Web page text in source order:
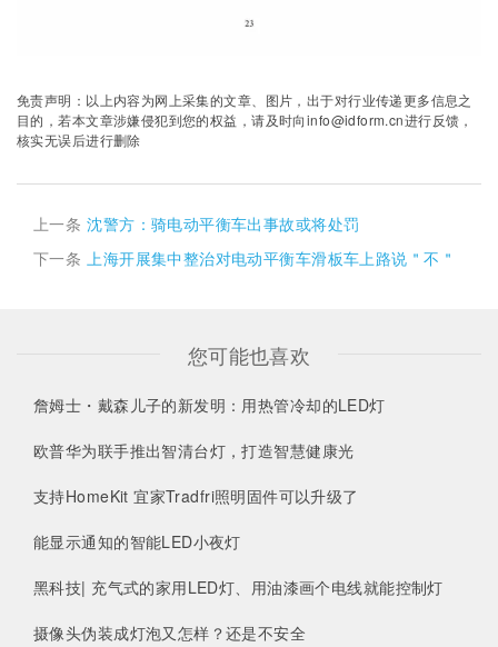
免责声明：以上内容为网上采集的文章、图片，出于对行业传递更多信息之
目的，若本文章涉嫌侵犯到您的权益，请及时向info@idform.cn进行反馈，
核实无误后进行删除
上一条 沈警方：骑电动平衡车出事故或将处罚
下一条 上海开展集中整治对电动平衡车滑板车上路说＂不＂
您可能也喜欢
詹姆士・戴森儿子的新发明：用热管冷却的LED灯
欧普华为联手推出智清台灯，打造智慧健康光
支持HomeKit 宜家Tradfri照明固件可以升级了
能显示通知的智能LED小夜灯
黑科技| 充气式的家用LED灯、用油漆画个电线就能控制灯
摄像头伪装成灯泡又怎样？还是不安全